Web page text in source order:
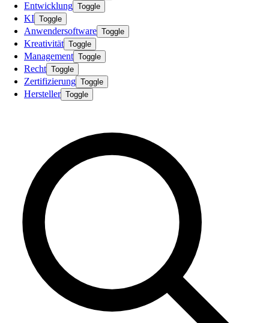
Entwicklung Toggle
KI Toggle
Anwendersoftware Toggle
Kreativität Toggle
Management Toggle
Recht Toggle
Zertifizierung Toggle
Hersteller Toggle